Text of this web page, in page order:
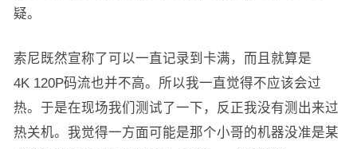
疑。
索尼既然宣称了可以一直记录到卡满，而且就算是
4K 120P码流也并不高。所以我一直觉得不应该会过
热。于是在现场我们测试了一下，反正我没有测出来过
热关机。我觉得一方面可能是那个小哥的机器没准是某